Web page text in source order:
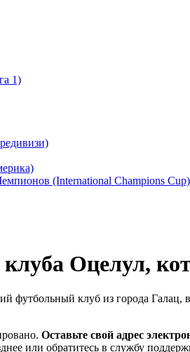
1)
(International Champions Cup)
футбольный клуб из города
Оставьте свой адрес
или обратитесь в службу